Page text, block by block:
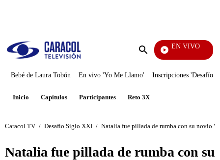
Enviar
EN VIVO
Bebé de Laura Tobón En vivo 'Yo Me Llamo' Inscripciones 'Desafío'
Inicio Capítulos Participantes Reto 3X
Caracol TV / Desafío Siglo XXI / Natalia fue pillada de rumba con su novio
Natalia fue pillada de rumba con su